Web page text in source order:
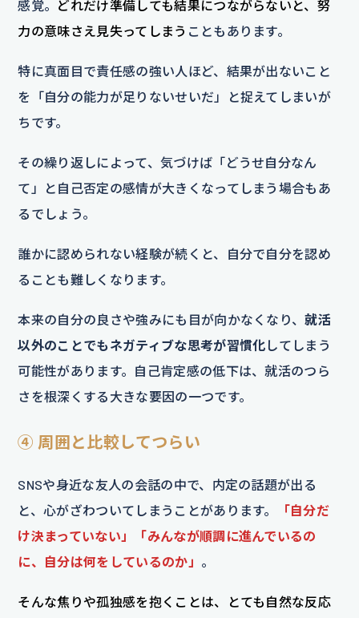
感覚。 どれだけ準備しても結果につながらないと、努
力の意味さえ見失ってしまう こともあります。
特に真面目で責任感の強い人ほど、結果が出ないこと
を「自分の能力が足りないせいだ」と捉えてしまいが
ちです。
その繰り返しによって、気づけば「どうせ自分なん
て」と自己否定の感情が大きくなってしまう場合もあ
るでしょう。
誰かに認められない経験が続くと、自分で自分を認め
ることも難しくなります。
本来の自分の良さや強みにも目が向かなくなり、就活
以外のことでもネガティブな思考が習慣化 してしまう
可能性があります。自己肯定感の低下は、就活のつら
さを根深くする大きな要因の一つです。
④ 周囲と比較してつらい
SNSや身近な友人の会話の中で、内定の話題が出る
と、心がざわついてしまうことがあります。
「自分だ
け決まっていない」「みんなが順調に進んでいるの
に、自分は何をしているのか」 。
そんな焦りや孤独感を抱くことは、とても自然な反応